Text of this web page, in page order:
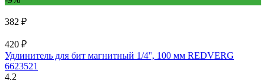
382 ₽
420 ₽
Удлинитель для бит магнитный 1/4'', 100 мм REDVERG
6623521
4.2